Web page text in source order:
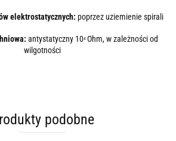
elektrostatycznych: poprzez uziemienie spirali
antystatyczny 104Ohm, w zależności od
wilgotności
podobne